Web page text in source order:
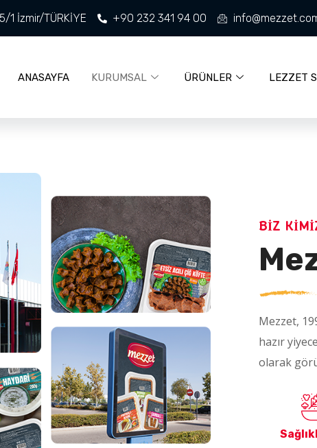
1 İzmir/TÜRKİYE +90 232 341 94 00
ANASAYFA KURUMSAL ÜRÜNLER LEZZET
BİZ
Mezzet,
hazır
olarak